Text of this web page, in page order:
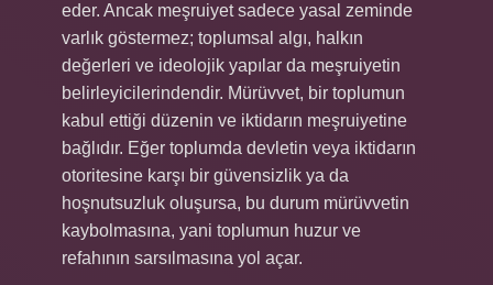
eder. Ancak meşruiyet sadece yasal zeminde
varlık göstermez; toplumsal algı, halkın
değerleri ve ideolojik yapılar da meşruiyetin
belirleyicilerindendir. Mürüvvet, bir toplumun
kabul ettiği düzenin ve iktidarın meşruiyetine
bağlıdır. Eğer toplumda devletin veya iktidarın
otoritesine karşı bir güvensizlik ya da
hoşnutsuzluk oluşursa, bu durum mürüvvetin
kaybolmasına, yani toplumun huzur ve
refahının sarsılmasına yol açar.